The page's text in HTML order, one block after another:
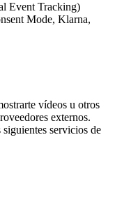
Event Tracking)
Mode, Klarna,
vídeos u otros
externos.
servicios de